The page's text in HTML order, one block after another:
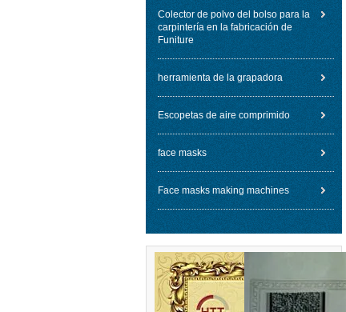
Colector de polvo del bolso para la
carpintería en la fabricación de
Funiture
herramienta de la grapadora
Escopetas de aire comprimido
face masks
Face masks making machines